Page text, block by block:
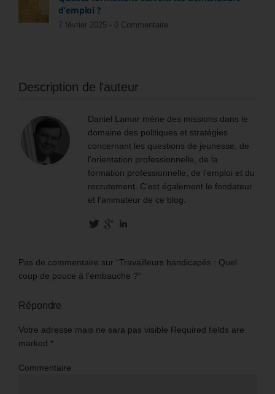
d’emploi ?
7 février 2025 - 0 Commentaire
Description de l'auteur
Daniel Lamar mène des missions dans le
domaine des politiques et stratégies
concernant les questions de jeunesse, de
l’orientation professionnelle, de la
formation professionnelle, de l’emploi et du
recrutement. C'est également le fondateur
et l'animateur de ce blog.
Pas de commentaire sur “Travailleurs handicapés : Quel
coup de pouce à l’embauche ?”
Répondre
Votre adresse mais ne sara pas visible Required fields are
marked *
Commentaire